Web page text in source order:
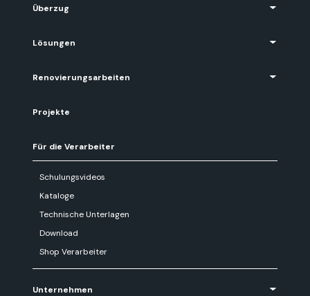
Überzug
Lösungen
Renovierungsarbeiten
Projekte
Für die Verarbeiter
Schulungsvideos
Kataloge
Technische Unterlagen
Download
Shop Verarbeiter
Unternehmen